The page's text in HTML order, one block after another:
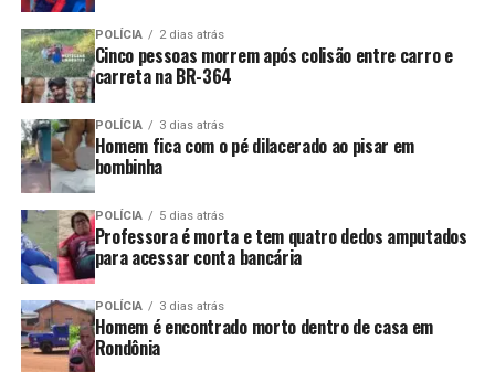
POLÍCIA 2 dias atrás
Cinco pessoas morrem após colisão entre carro e
carreta na BR-364
POLÍCIA 3 dias atrás
Homem fica com o pé dilacerado ao pisar em
bombinha
POLÍCIA 5 dias atrás
Professora é morta e tem quatro dedos amputados
para acessar conta bancária
POLÍCIA 3 dias atrás
Homem é encontrado morto dentro de casa em
Rondônia